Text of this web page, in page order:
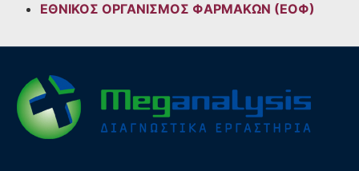
ΕΘΝΙΚΟΣ ΟΡΓΑΝΙΣΜΟΣ ΦΑΡΜΑΚΩΝ (ΕΟΦ)